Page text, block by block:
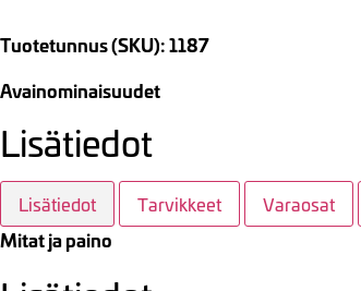
Tuotetunnus (SKU): 1187
Avainominaisuudet
Lisätiedot
Lisätiedot Tarvikkeet Varaosat
Mitat ja paino